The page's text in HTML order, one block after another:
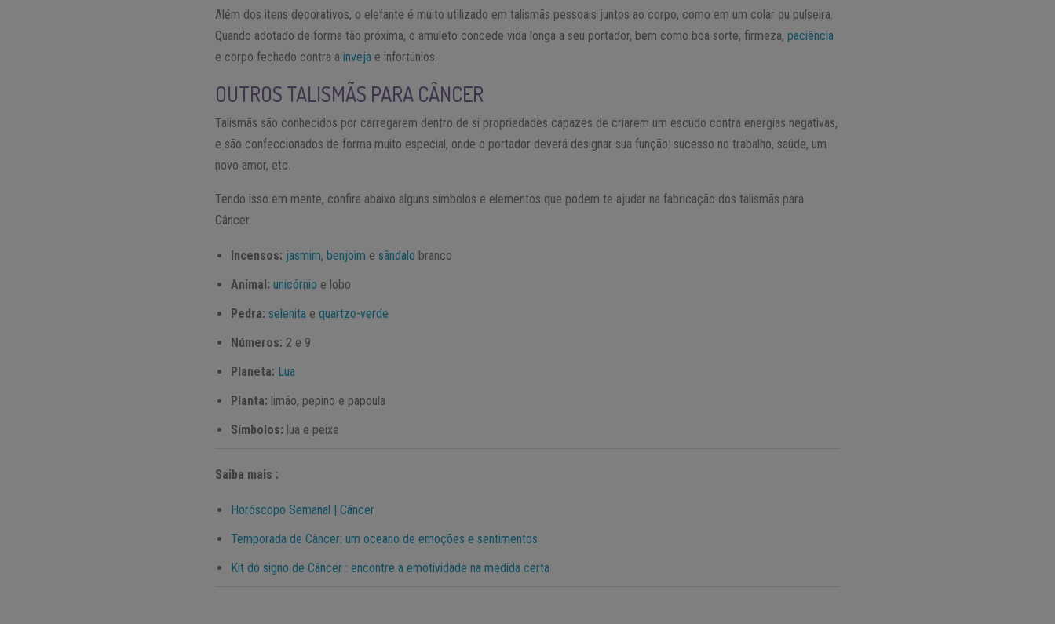
Além dos itens decorativos, o elefante é muito utilizado em talismãs pessoais juntos ao corpo, como em um colar ou pulseira.
Quando adotado de forma tão próxima, o amuleto concede vida longa a seu portador, bem como boa sorte, firmeza,paciência
e corpo fechado contra ainveja e infortúnios.
OUTROS TALISMÃS PARA CÂNCER
Talismãs são conhecidos por carregarem dentro de si propriedades capazes de criarem um escudo contra energias negativas,
e são confeccionados de forma muito especial, onde o portador deverá designar sua função: sucesso no trabalho, saúde, um
novo amor, etc.
Tendo isso em mente, confira abaixo alguns símbolos e elementos que podem te ajudar na fabricação dos talismãs para
Câncer.
Incensos: jasmim, benjoim esândalo branco
Animal: unicórnio e lobo
Pedra: selenita equartzo-verde
Números: 2 e 9
Planeta: Lua
Planta: limão, pepino e papoula
Símbolos: lua e peixe
Saiba mais :
Horóscopo Semanal | Câncer
Temporada de Câncer: um oceano de emoções e sentimentos
Kit do signo de Câncer : encontre a emotividade na medida certa